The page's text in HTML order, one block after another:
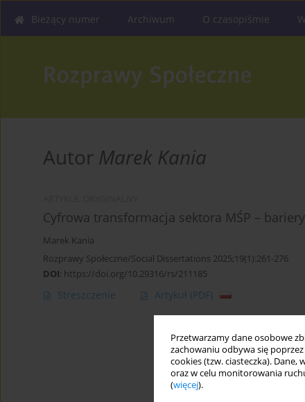
Przetwarzamy dane osobowe
zachowaniu odbywa się
cookies (tzw. ciasteczka).
oraz w celu monitorowania
(więcej).
Bieżący numer Archiwum O czasopiśmie
Autor Marek Kania
Cyfrowa transformacja sektora MŚP –
Marek Kania
Rozprawy Społeczne/Social Dissertations 2025;19(1):261-276
DOI: https://doi.org/10.29316/rs/211185
Streszczenie Artykuł (PDF)